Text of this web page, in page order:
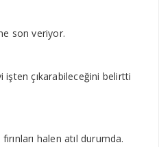
son veriyor.
işten çıkarabileceğini belirtti
halen atıl durumda.